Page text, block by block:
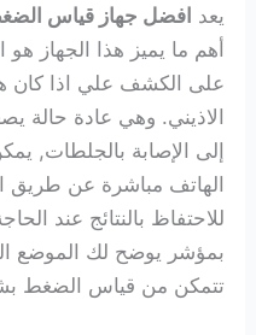
يعد افضل جهاز قياس
أهم ما يميز هذا الجهاز هو
على الكشف علي اذا كان
الاذيني. وهي عادة حالة
إلى الإصابة بالجلطات,
الهاتف مباشرة عن طريق
للاحتفاظ بالنتائج عند
بمؤشر يوضح لك الموضع
تتمكن من قياس الضغط